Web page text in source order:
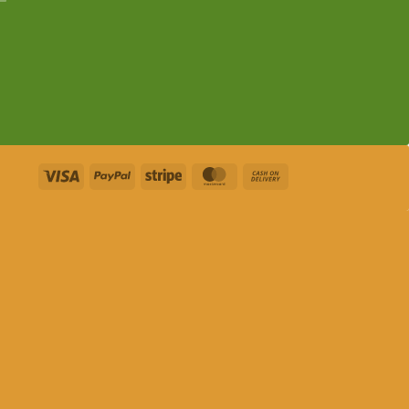
Visa PayPal Stripe MasterCard